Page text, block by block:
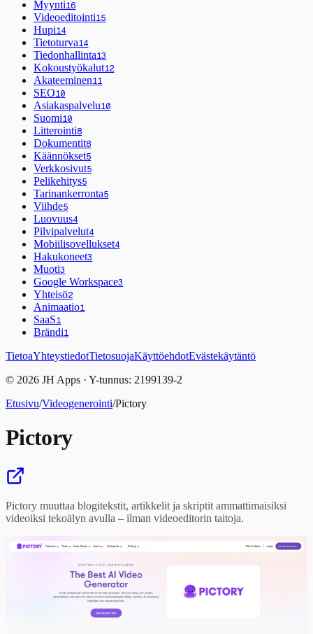
Myynti16
Videoeditointi15
Hupi14
Tietoturva14
Tiedonhallinta13
Kokoustyökalut12
Akateeminen11
SEO10
Asiakaspalvelu10
Suomi10
Litterointi8
Dokumentit8
Käännökset5
Verkkosivut5
Pelikehitys5
Tarinankerronta5
Viihde5
Luovuus4
Pilvipalvelut4
Mobiilisovellukset4
Hakukoneet3
Muoti3
Google Workspace3
Yhteisö2
Animaatio1
SaaS1
Brändi1
TietoaYhteystiedotTietosuojaKäyttöehdotEvästekäytäntö
© 2026 JH Apps · Y-tunnus: 2199139-2
Etusivu/Videogenerointi/Pictory
Pictory
Pictory muuttaa blogitekstit, artikkelit ja skriptit ammattimaisiksi
videoiksi tekoälyn avulla – ilman videoeditorin taitoja.